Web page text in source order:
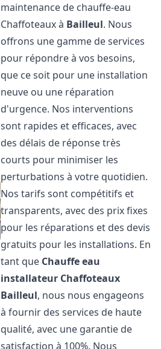
maintenance de chauffe-eau
Chaffoteaux à Bailleul. Nous
offrons une gamme de services
pour répondre à vos besoins,
que ce soit pour une installation
neuve ou une réparation
d'urgence. Nos interventions
sont rapides et efficaces, avec
des délais de réponse très
courts pour minimiser les
perturbations à votre quotidien.
Nos tarifs sont compétitifs et
transparents, avec des prix fixes
pour les réparations et des devis
gratuits pour les installations. En
tant que Chauffe eau
installateur Chaffoteaux
Bailleul, nous nous engageons
à fournir des services de haute
qualité, avec une garantie de
satisfaction à 100%. Nous